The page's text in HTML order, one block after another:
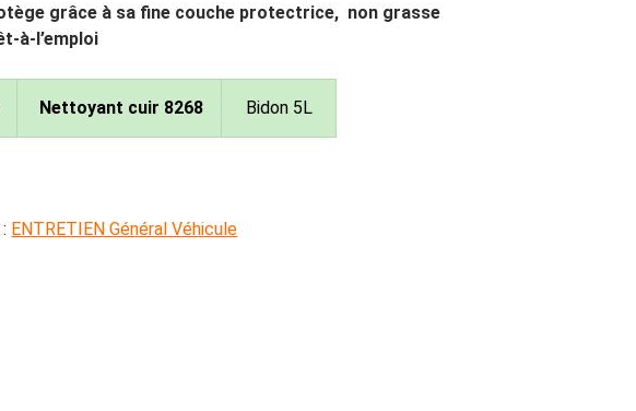
grâce à sa fine couche protectrice, non grasse
à-l’emploi
Nettoyant cuir 8268 Bidon 5L
ENTRETIEN Général Véhicule